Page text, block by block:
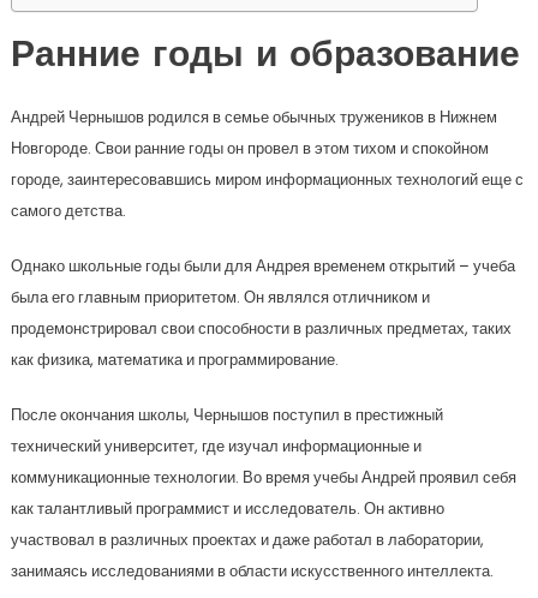
Ранние годы и образование
Андрей Чернышов родился в семье обычных тружеников в Нижнем
Новгороде. Свои ранние годы он провел в этом тихом и спокойном
городе, заинтересовавшись миром информационных технологий еще с
самого детства.
Однако школьные годы были для Андрея временем открытий – учеба
была его главным приоритетом. Он являлся отличником и
продемонстрировал свои способности в различных предметах, таких
как физика, математика и программирование.
После окончания школы, Чернышов поступил в престижный
технический университет, где изучал информационные и
коммуникационные технологии. Во время учебы Андрей проявил себя
как талантливый программист и исследователь. Он активно
участвовал в различных проектах и даже работал в лаборатории,
занимаясь исследованиями в области искусственного интеллекта.